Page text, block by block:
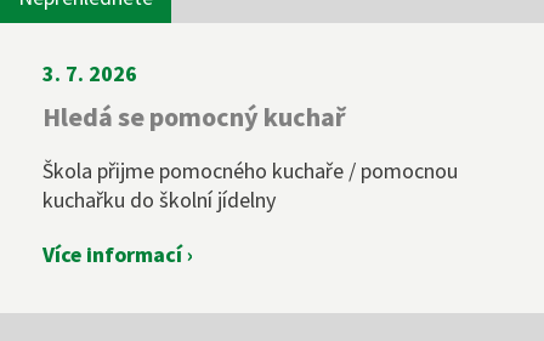
3. 7. 2026
Hledá se pomocný kuchař
Škola přijme pomocného kuchaře / pomocnou
kuchařku do školní jídelny
Více informací ›